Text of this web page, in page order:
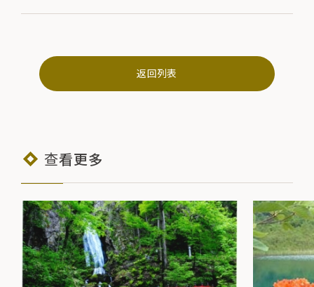
返回列表
查看更多